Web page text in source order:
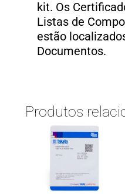
kit. Os
Listas de
estão
Documentos.
Produtos